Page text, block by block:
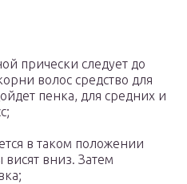
прически следует до
волос средство для
пенка, для средних и
в таком положении
висят вниз. Затем